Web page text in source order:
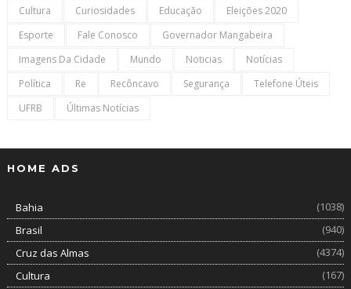
Cultura
Curiosidades Educação
Eleições 2020
Esporte
Fale Conosco
Governador Mangabeira
Imagens Da Cidade
Mundo Noticias
Notícias
Política
Re Recôncavo Segurança
Telefone Úteis
UFRB
Últimas Notícias
HOME ADS
Bahia
(1038)
Brasil
(940)
Cruz das Almas
(4374)
Cultura
(167)